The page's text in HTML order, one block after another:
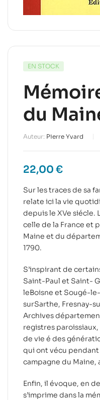
EN STOCK
du
Auteur: Pierre Yvard
22,00 €
Sur les traces de sa
relate ici la vie
depuis le XVe siécle.
celle de la France et
Maine et du
1790.
S’inspirant de
Saint-Paul et Saint-
leBoisne et Sougé-
surSarthe, Fresnay-
Archives
registres
de vie é des
qui ont vécu pendant
campagne du Maine,
Enfin, il évoque, en
s’imprime dans la